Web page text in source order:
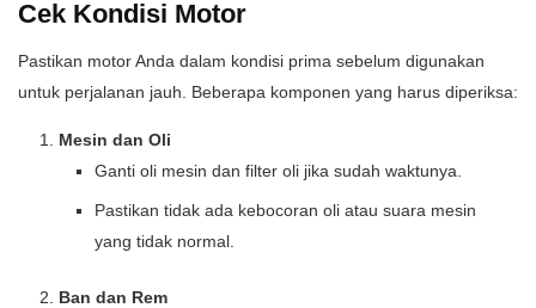
Cek Kondisi Motor
Pastikan motor Anda dalam kondisi prima sebelum digunakan
untuk perjalanan jauh. Beberapa komponen yang harus diperiksa:
Mesin dan Oli
Ganti oli mesin dan filter oli jika sudah waktunya.
Pastikan tidak ada kebocoran oli atau suara mesin
yang tidak normal.
Ban dan Rem